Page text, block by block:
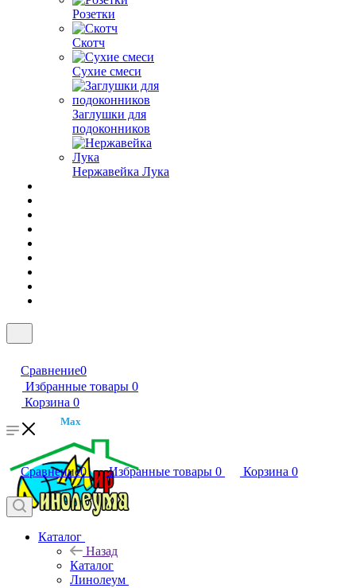
Розетки
Скотч
Сухие смеси
Заглушки для
подоконников
Нержавейка Лука
Сравнение0
Избранные товары 0
Корзина 0
Max
Сравнение0 Избранные товары 0 Корзина 0
Каталог
Назад
Каталог
Линолеум